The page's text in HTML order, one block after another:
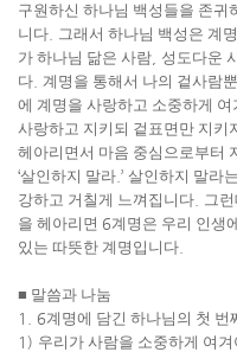
구원하신 하나님 백성들을 존귀
니다 그래서 하나님 백성은 계
가 하나님 닮은 사람 성도다운
다 계명을 통해서 나의 겉사람
에 계명을 사랑하고 소중하게 여
사랑하고 지키되 겉표면만 지키
헤아리면서 마음 중심으로부터
‘살인하지 말라 .’ 살인하지 말라
강하고 거칠게 느껴집니다 그
을 헤아리면 6계명은 우리 인생
있는 따뜻한 계명입니다
■ 말씀과 나눔
1. 6계명에 담긴 하나님의 첫 번
1) 우리가 사람을 소중하게 여